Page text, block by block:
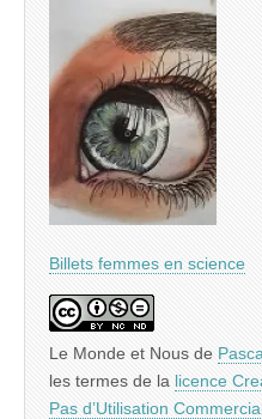
Billets femmes en science
Le Monde et Nous de
les termes de la licence
Pas d’Utilisation